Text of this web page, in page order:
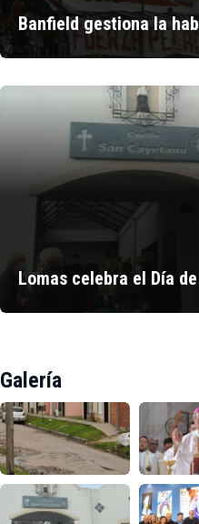
Banfield gestiona la
Lomas celebra el Día
Galería